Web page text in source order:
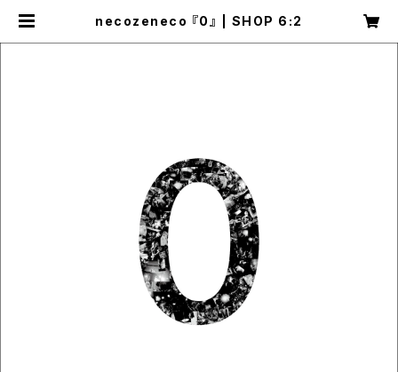
necozeneco 『0』 | SHOP 6:2